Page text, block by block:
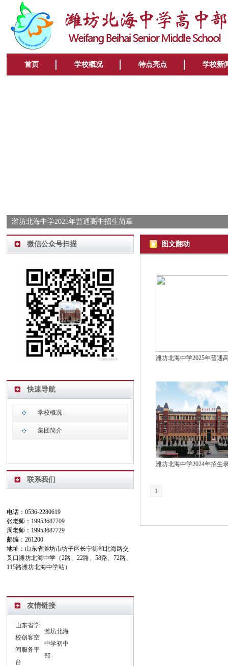
首页 学校概况 特点亮点 学校新
潍坊北海中学2025年普通高中招生简章
图文翻动
1
微信公众号扫描
快速导航
学校概况
集团简介
联系我们
电话：0536-2280619
张老师： 19953687709
周老师：19953687729
邮编：261200
地址： 山东省潍坊市坊子区长宁街和北海路交
叉口潍坊北海中学（2路、22路、58路、72路、
115路潍坊北海中学站）
友情链接
山东省学
校创客空
间服务平
台
潍坊北海
中学初中
部